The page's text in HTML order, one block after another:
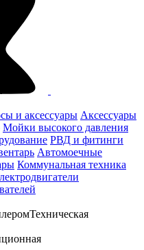
и аксессуары Аксессуары
Мойки высокого давления
РВД и фитинги
Автомоечные
Коммунальная техника
Техническая